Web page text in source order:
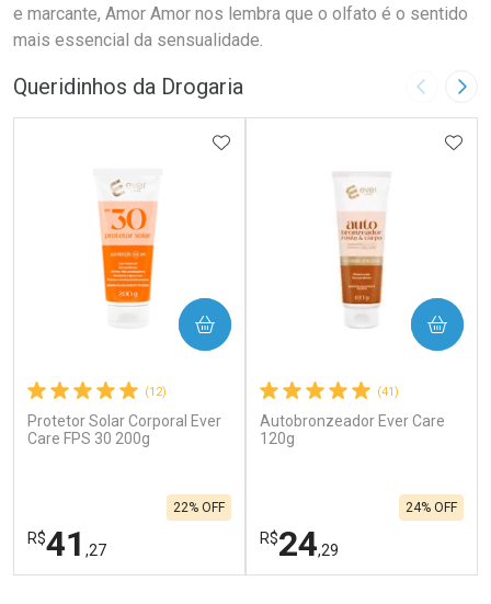
e marcante, Amor Amor nos lembra que o olfato é o sentido
mais essencial da sensualidade.
Queridinhos da Drogaria Imagem
(12)
Protetor Solar Corporal Ever
Care FPS 30 200g
R$41 ,27
22% OFF
ADICIONAR AOS FAVORITOS
COMPRAR
(41)
Autobronzeador Ever Care
120g
R$24,29
24% OFF
COMPRAR